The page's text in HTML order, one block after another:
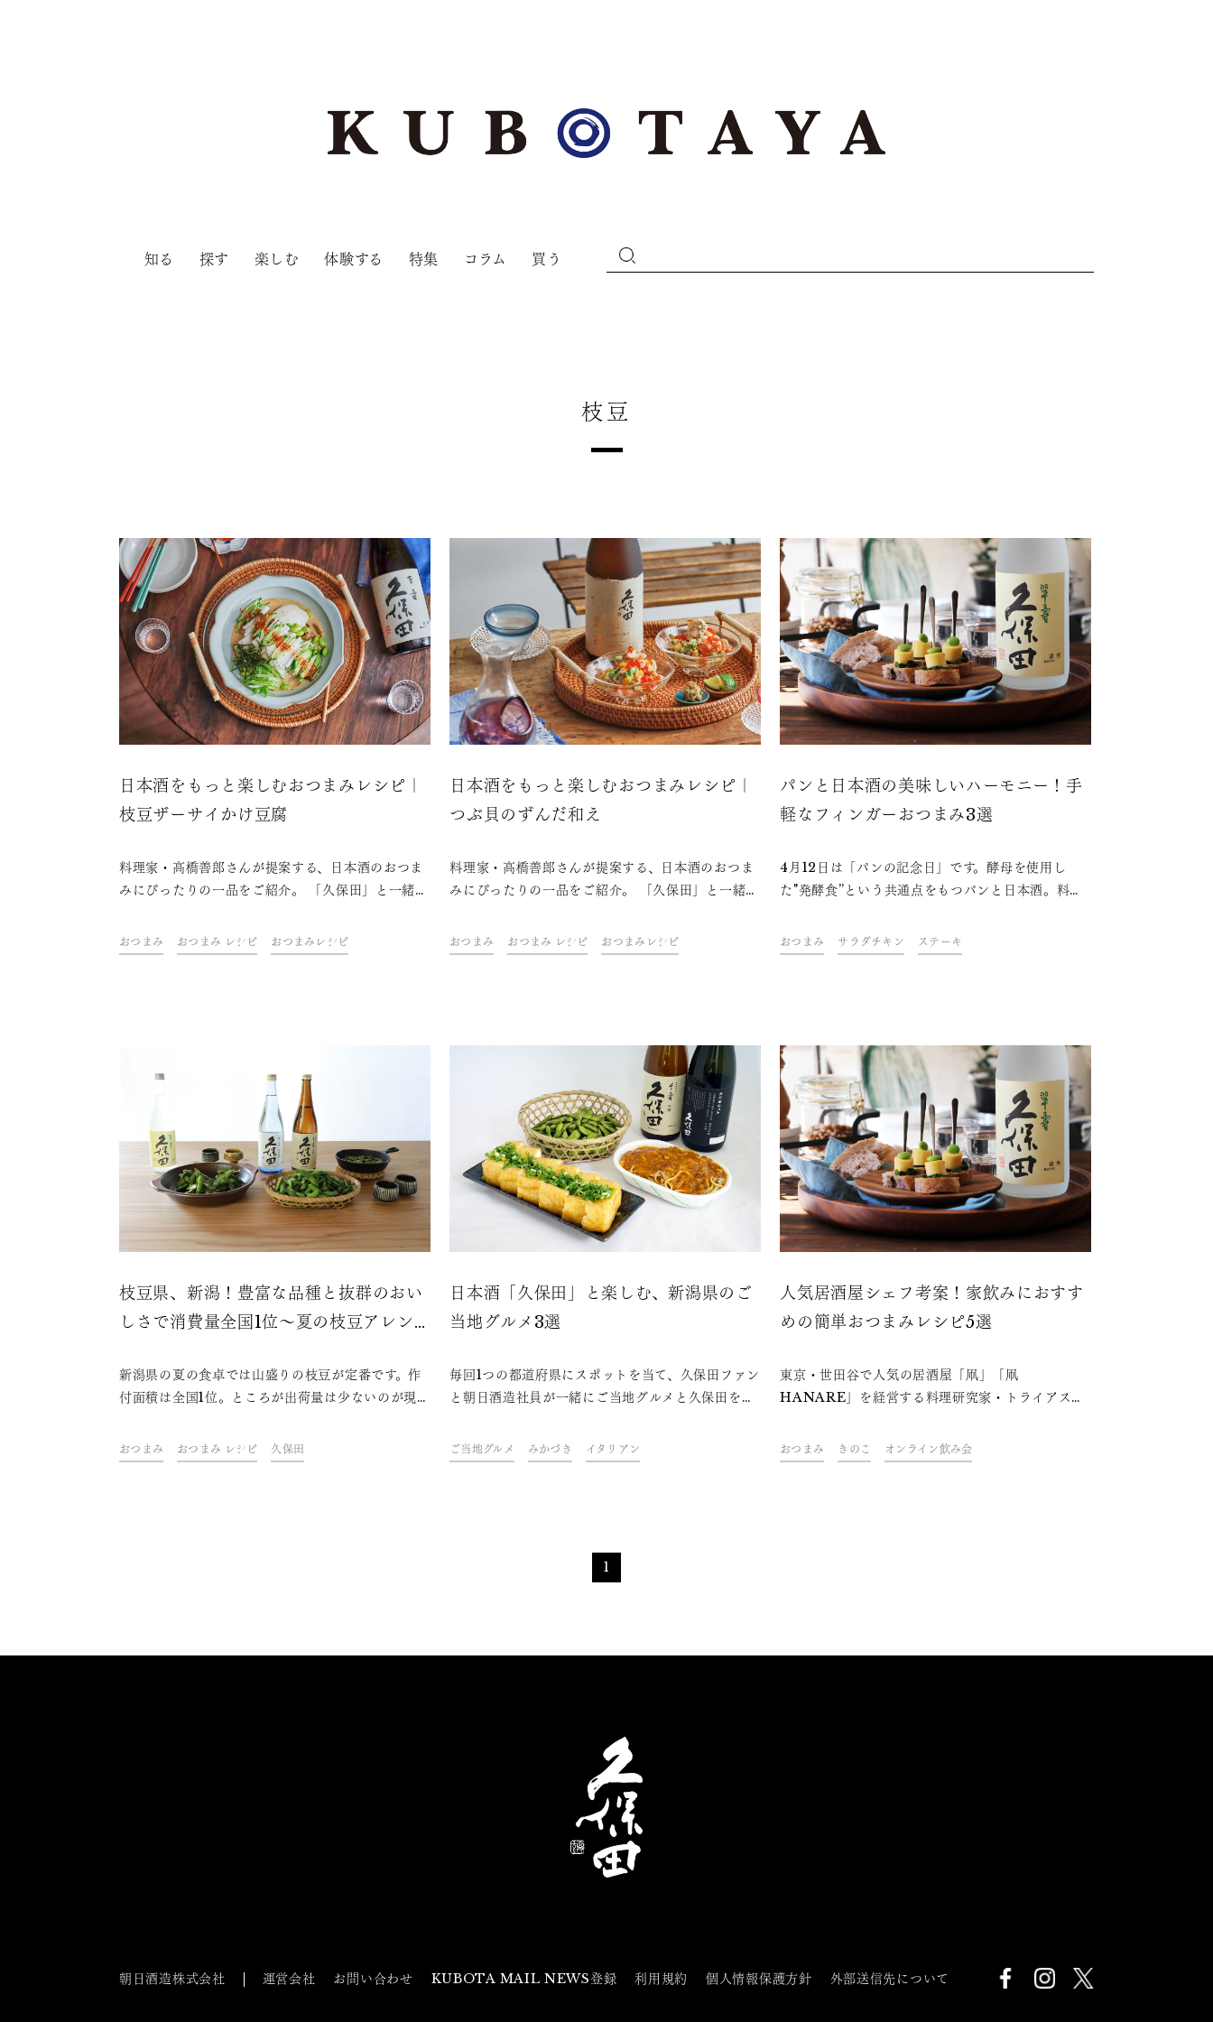
知る 探す 楽しむ 体験する 特集 コラム 買う
枝豆
日本酒をもっと楽しむおつまみレシピ｜
枝豆ザーサイかけ豆腐
料理家・高橋善郎さんが提案する、日本酒のおつま
みにぴったりの一品をご紹介。 「久保田」と一緒
い。
おつまみ おつまみ レシピ おつまみレシピ
日本酒をもっと楽しむおつまみレシピ｜
つぶ貝のずんだ和え
料理家・高橋善郎さんが提案する、日本酒のおつま
みにぴったりの一品をご紹介。 「久保田」と一緒
い。
おつまみ おつまみ レシピ おつまみレシピ
パンと日本酒の美味しいハーモニー！手
軽なフィンガーおつまみ3選
4月12日は「パンの記念日」です。酵母を使用し
た"発酵食”という共通点をもつパンと日本酒。料理
つまみレシピを3つ紹介します。旬の野菜や肉など、
素材をはさんだりのせたりと脇役にもなりつつ存在
おつまみ サラダチキン ステーキ
枝豆県、新潟！豊富な品種と抜群のおい
しさで消費量全国1位～夏の枝豆アレン
新潟県の夏の食卓では山盛りの枝豆が定番です。作
付面積は全国1位。ところが出荷量は少ないのが現
れていて、家族や親戚など身内で食べる量が多いか
ら。枝豆王国ともいえる新潟枝豆のおいしさのひみ
おつまみ おつまみ レシピ 久保田
日本酒「久保田」と楽しむ、新潟県のご
当地グルメ3選
毎回1つの都道府県にスポットを当て、久保田ファン
と朝日酒造社員が一緒にご当地グルメと久保田を味
楽しむオンライン飲み会「久保田ご当地グルメ
部」。初回となる今回は、朝日酒造のお膝元である
ご当地グルメ みかづき イタリアン
人気居酒屋シェフ考案！家飲みにおすす
めの簡単おつまみレシピ5選
東京・世田谷で人気の居酒屋「凧」「凧
HANARE」を経営する料理研究家・トライアスリ
だけ、漬けるだけ、チンするだけの簡単レシピをご
紹介。缶詰やサラダチキン、卵など、手軽に買える
おつまみ きのこ オンライン飲み会
1
朝日酒造株式会社 運営会社 お問い合わせ KUBOTA MAIL NEWS登録 利用規約 個人情報保護方針 外部送信先について